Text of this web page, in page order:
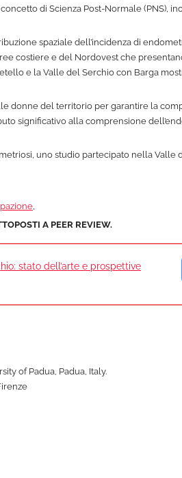
di Scienza Post-Normale (PNS),
spaziale dell’incidenza di
costiere e del Nordovest che
e la Valle del Serchio con Barga
donne del territorio per garantire la
significativo alla comprensione
uno studio partecipato nella Valle
,
A PEER REVIEW.
stato dell’arte e prospettive
of Padua, Padua, Italy.